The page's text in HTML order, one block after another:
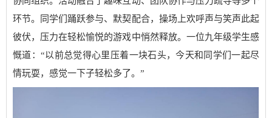
环节。同学们踊跃参与、默契配合，操场上欢呼声与笑声此起
彼伏，压力在轻松愉悦的游戏中悄然释放。一位九年级学生感
慨道：“以前总觉得心里压着一块石头，今天和同学们一起尽
情玩耍，感觉一下子轻松多了。”